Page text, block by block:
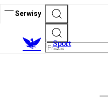
Serwisy
Sport